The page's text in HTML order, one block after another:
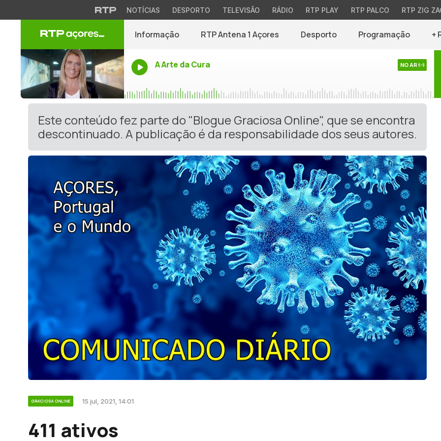
NOTÍCIAS DESPORTO TELEVISÃO RÁDIO RTP PLAY RTP PALCO RTP ZIG
Informação RTP Antena 1 Açores Desporto Programação +
A Arte da Cura NO AR
Este conteúdo fez parte do "Blogue Graciosa Online", que se encontra
descontinuado. A publicação é da responsabilidade dos seus autores.
GRACIOSA ONLINE 15 jul, 2021, 14:01
411 ativos